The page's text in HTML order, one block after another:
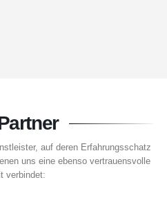
auf deren Erfahrungsschatz
uns eine ebenso vertrauensvolle
verbindet: